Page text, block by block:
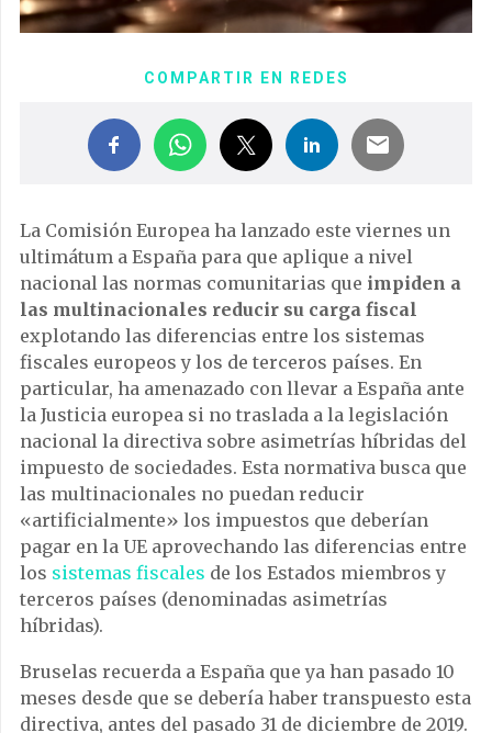
COMPARTIR EN REDES
La Comisión Europea ha lanzado este viernes un
ultimátum a España para que aplique a nivel
nacional las normas comunitarias que impiden a
las multinacionales reducir su carga fiscal
explotando las diferencias entre los sistemas
fiscales europeos y los de terceros países. En
particular, ha amenazado con llevar a España ante
la Justicia europea si no traslada a la legislación
nacional la directiva sobre asimetrías híbridas del
impuesto de sociedades. Esta normativa busca que
las multinacionales no puedan reducir
«artificialmente» los impuestos que deberían
pagar en la UE aprovechando las diferencias entre
los sistemas fiscales de los Estados miembros y
terceros países (denominadas asimetrías
híbridas).
Bruselas recuerda a España que ya han pasado 10
meses desde que se debería haber transpuesto esta
directiva, antes del pasado 31 de diciembre de 2019.